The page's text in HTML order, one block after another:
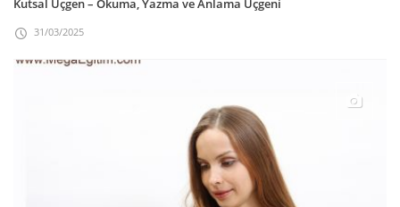
Kutsal Üçgen – Okuma, Yazma ve Anlama Üçgeni
31/03/2025